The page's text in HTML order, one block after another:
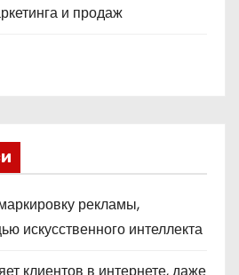
и продаж
рекламы,
искусственного интеллекта